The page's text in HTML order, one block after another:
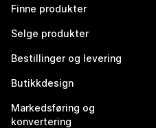
Finne produkter
Selge produkter
Bestillinger og levering
Butikkdesign
Markedsføring og
konvertering